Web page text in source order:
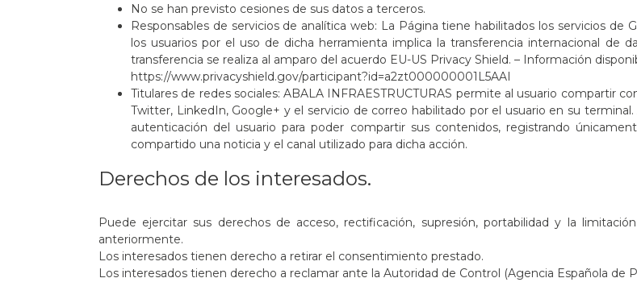
No se han previsto cesiones de sus datos a terceros.
Responsables de servicios de analítica web: La Página tiene habilitados los servicios de
los usuarios por el uso de dicha herramienta implica la transferencia internacional de
transferencia se realiza al amparo del acuerdo EU-US Privacy Shield. – Información
https://www.privacyshield.gov/participant?id=a2zt000000001L5AAI
Titulares de redes sociales: ABALA INFRAESTRUCTURAS permite al usuario compartir
Twitter, LinkedIn, Google+ y el servicio de correo habilitado por el usuario en su
autenticación del usuario para poder compartir sus contenidos, registrando
compartido una noticia y el canal utilizado para dicha acción.
Derechos de los interesados.
Puede ejercitar sus derechos de acceso, rectificación, supresión, portabilidad y la
anteriormente.
Los interesados tienen derecho a retirar el consentimiento prestado.
Los interesados tienen derecho a reclamar ante la Autoridad de Control (Agencia Española de